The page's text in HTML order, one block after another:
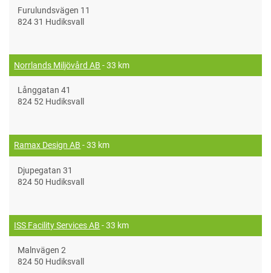
Furulundsvägen 11
824 31 Hudiksvall
Norrlands Miljövård AB - 33 km
Långgatan 41
824 52 Hudiksvall
Ramax Design AB - 33 km
Djupegatan 31
824 50 Hudiksvall
ISS Facility Services AB - 33 km
Malnvägen 2
824 50 Hudiksvall